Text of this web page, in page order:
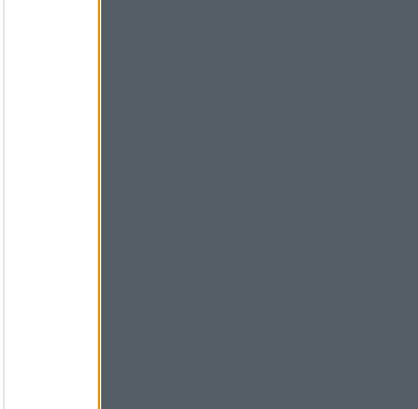
Πιστωτική επέκταση
δισ. ευρώ φέτος -
την ανάπτυξη, μεταθέτει
οι ευρωαγορές - Νέο
ρεκόρ για τον Stoxx
325 αυτοψίες στις
περιοχές - 118 «κόκκινα»
πυρκαγιές σε Σκύρο και
την τεχνική ηγεσία